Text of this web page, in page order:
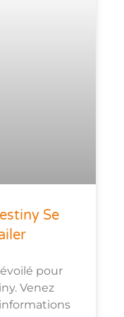
Se
pour
Venez